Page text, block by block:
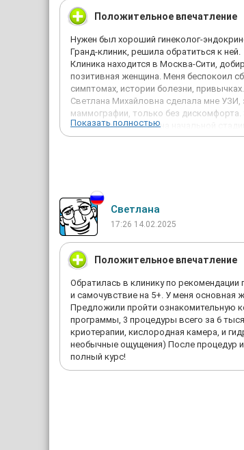
Положительное впечатление
Нужен был хороший гинеколог-
Гранд-клиник, решила обратиться к ней.
Клиника находится в Москва-Сити,
позитивная женщина. Меня беспокоил
симптомах, истории болезни,
Светлана Михайловна сделала мне
маммографии, только без
кровообращения, но на начальной стадии.
Для лечения Светлана Михайловна
Общее впечатление врача и клинике
Показать полностью
Светлана
17:26 14.02.2025
Положительное впечатление
Обратилась в клинику по
и самочувствие на 5+. У меня основная
Предложили пройти ознакомительную
программы, 3 процедуры всего за 6
криотерапии, кислородная камера, и
необычные ощущения) После процедур и
полный курс!